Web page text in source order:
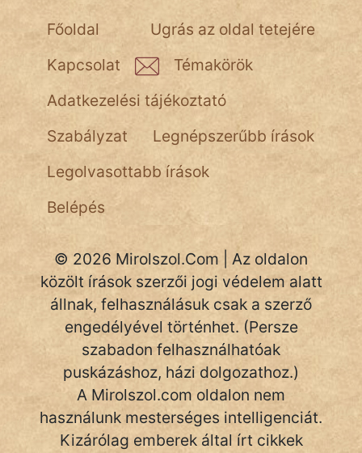
vörös ördög
nagyöreg
NapHold
Név nélkül
pszichopati
szegény legény
Hoffer Botond
szemfüles
Ugrás az oldal tetejére
Főoldal
Kapcsolat
Témakörök
Adatkezelési tájékoztató
Szabályzat
Legnépszerűbb írások
Legolvasottabb írások
Belépés
© 2026 Mirolszol.Com | Az oldalon
közölt írások szerzői jogi védelem alatt
állnak, felhasználásuk csak a szerző
engedélyével történhet. (Persze
szabadon felhasználhatóak
puskázáshoz, házi dolgozathoz.)
A Mirolszol.com oldalon nem
használunk mesterséges intelligenciát.
Kizárólag emberek által írt cikkek